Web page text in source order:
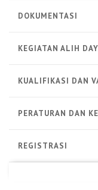
DOKUMENTASI
KEGIATAN ALIH
KUALIFIKASI DAN
PERATURAN DAN
REGISTRASI